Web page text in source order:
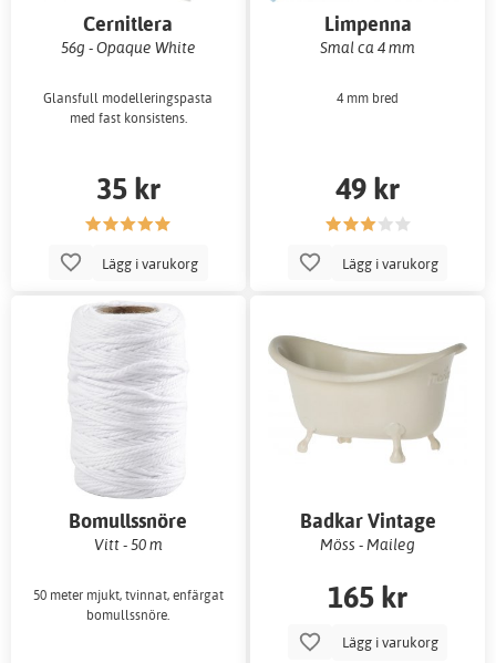
Cernitlera
56g - Opaque White
Glansfull modelleringspasta
med fast konsistens.
35 kr
Lägg i varukorg
Limpenna
Smal ca 4 mm
4 mm bred
49 kr
Lägg i varukorg
Bomullssnöre
Vitt - 50 m
50 meter mjukt, tvinnat, enfärgat
bomullssnöre.
Badkar Vintage
Möss - Maileg
165 kr
Lägg i varukorg